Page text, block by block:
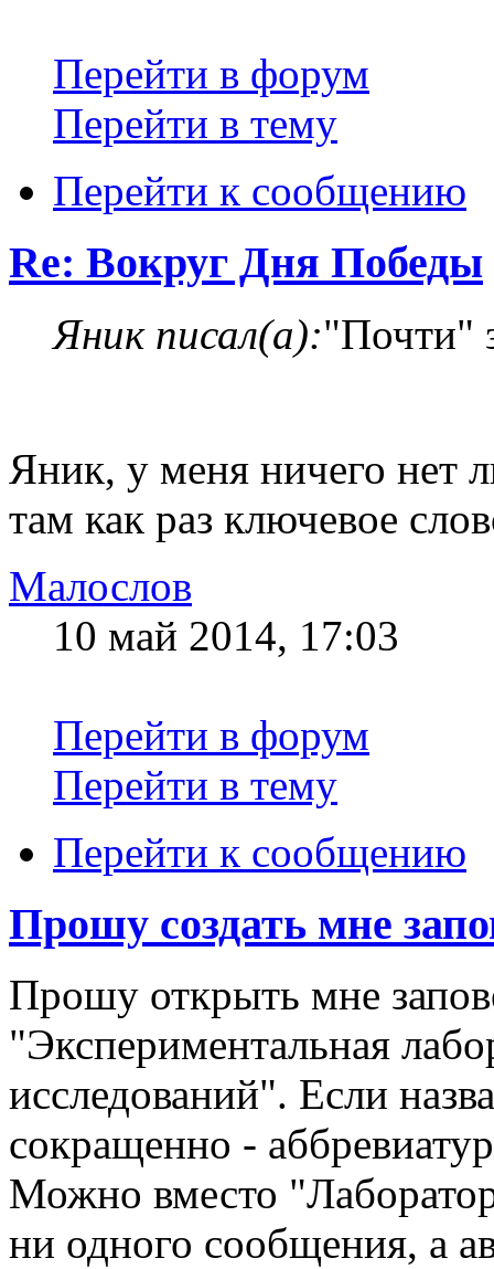
Перейти в форум
Перейти в тему
Перейти к сообщению
Re: Вокруг Дня Победы
Яник писал(а):"Почти"
Яник, у меня ничего нет
там как раз ключевое
Малослов
10 май 2014, 17:03
Перейти в форум
Перейти в тему
Перейти к сообщению
Прошу создать мне
Прошу открыть мне
"Экспериментальная
исследований". Если
сокращенно -
Можно вместо
ни одного сообщения, а